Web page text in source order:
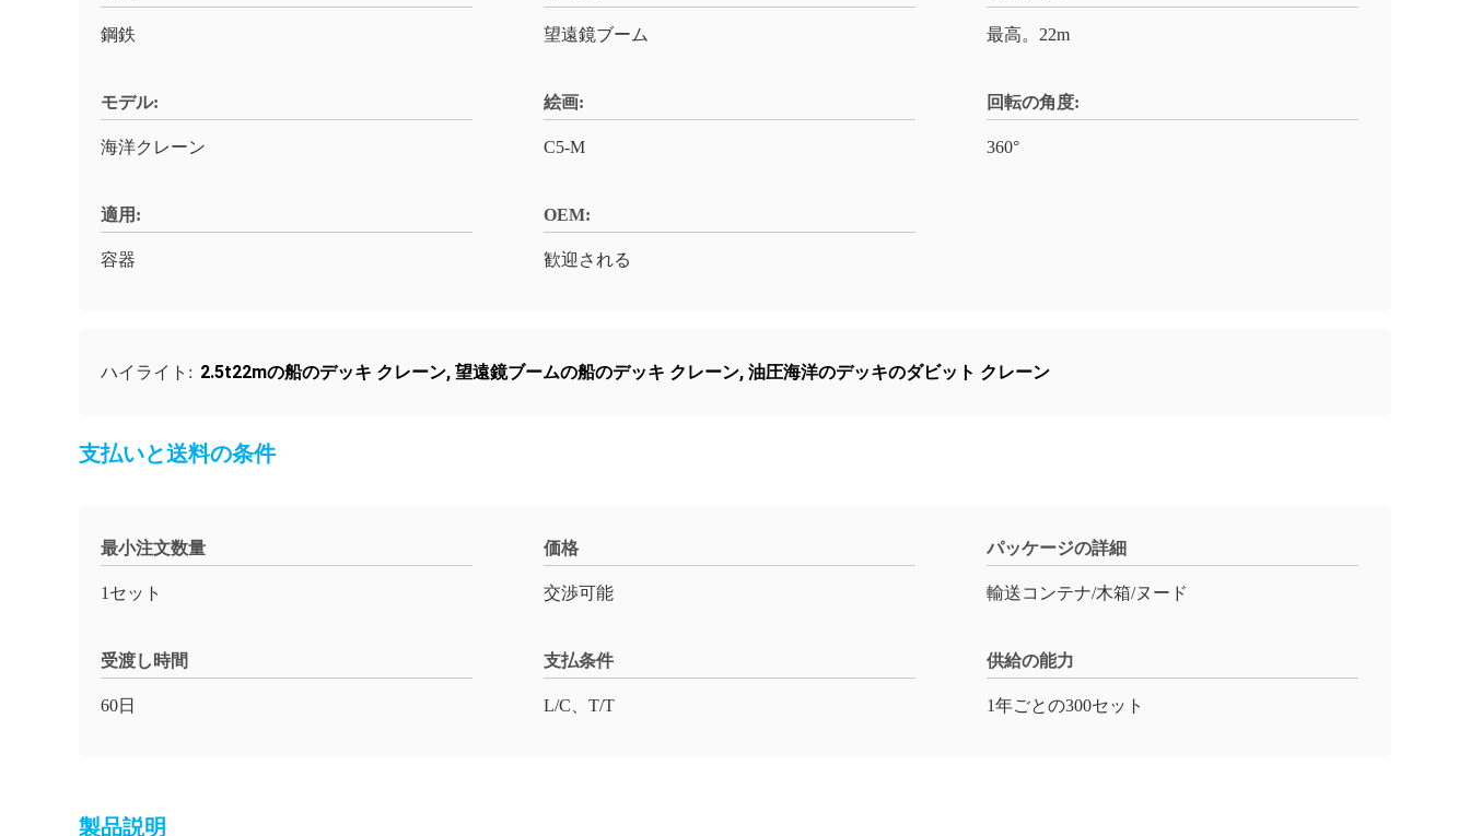
鋼鉄 望遠鏡ブーム 最高。22m
モデル:
海洋クレーン
絵画:
C5-M
回転の角度:
360°
適用:
容器
OEM:
歓迎される
ハイライト: 2.5t22mの船のデッキ クレーン, 望遠鏡ブームの船のデッキ クレーン, 油圧海洋のデッキのダビット クレーン
支払いと送料の条件
最小注文数量
1セット
価格
交渉可能
パッケージの詳細
輸送コンテナ/木箱/ヌード
受渡し時間
60日
支払条件
L/C、T/T
供給の能力
1年ごとの300セット
製品説明